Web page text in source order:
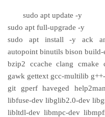
sudo apt update -y
sudo apt full-upgrade -y
sudo apt install -y ack
autopoint binutils bison build-
bzip2 ccache clang cmake
gawk gettext gcc-multilib
git gperf haveged
libfuse-dev libglib2.0-dev
libltdl-dev libmpc-dev